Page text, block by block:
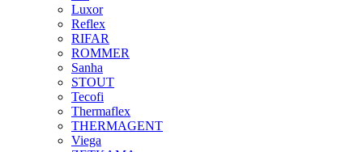
Luxor
Reflex
RIFAR
ROMMER
Sanha
STOUT
Tecofi
Thermaflex
THERMAGENT
Viega